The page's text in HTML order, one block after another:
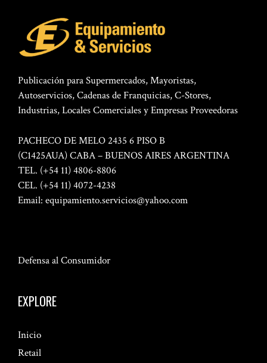
Publicación para Supermercados, Mayoristas,
Autoservicios, Cadenas de Franquicias, C-Stores,
Industrias, Locales Comerciales y Empresas Proveedoras
PACHECO DE MELO 2435 6 PISO B
(C1425AUA) CABA – BUENOS AIRES ARGENTINA
TEL. (+54 11) 4806-8806
CEL. (+54 11) 4072-4238
Email: equipamiento.servicios@yahoo.com
Defensa al Consumidor
EXPLORE
Inicio
Retail